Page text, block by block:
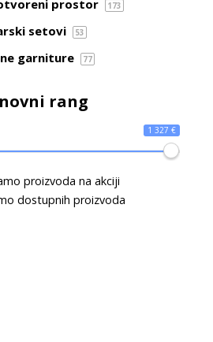
prostor 173
setovi 53
garniture 77
rang
1 327 €
proizvoda na akciji
dostupnih proizvoda